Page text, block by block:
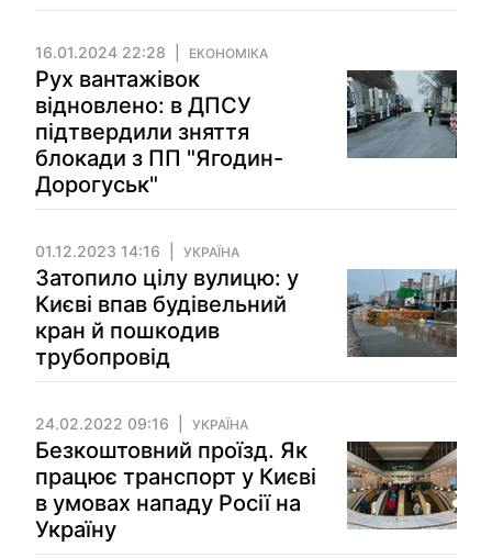
16.01.2024 22:28 ЕКОНОМІКА
Рух вантажівок
відновлено: в ДПСУ
підтвердили зняття
блокади з ПП "Ягодин-
Дорогуськ"
01.12.2023 14:16 УКРАЇНА
Затопило цілу вулицю: у
Києві впав будівельний
кран й пошкодив
трубопровід
24.02.2022 09:16 УКРАЇНА
Безкоштовний проїзд. Як
працює транспорт у Києві
в умовах нападу Росії на
Україну